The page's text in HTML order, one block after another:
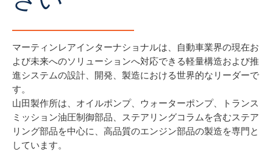
マーティンレアインターナショナルは、自動車業界の現在お
よび未来へのソリューションへ対応できる軽量構造および推
進システムの設計、開発、製造における世界的なリーダーで
す。
山田製作所は、オイルポンプ、ウォーターポンプ、トランス
ミッション油圧制御部品、ステアリングコラムを含むステア
リング部品を中心に、高品質のエンジン部品の製造を専門と
しています。